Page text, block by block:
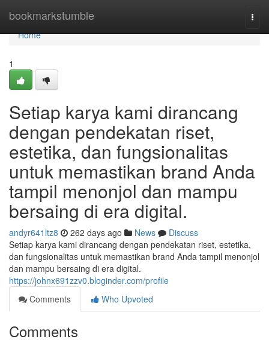
bookmarkstumble
Home
Home
1
Setiap karya kami dirancang
dengan pendekatan riset,
estetika, dan fungsionalitas
untuk memastikan brand Anda
tampil menonjol dan mampu
bersaing di era digital.
andyr641ltz8 262 days ago News
Discuss
Setiap karya kami dirancang dengan pendekatan riset, estetika,
dan fungsionalitas untuk memastikan brand Anda tampil menonjol
dan mampu bersaing di era digital.
https://johnx691zzv0.bloginder.com/profile
Comments
Who Upvoted
Comments